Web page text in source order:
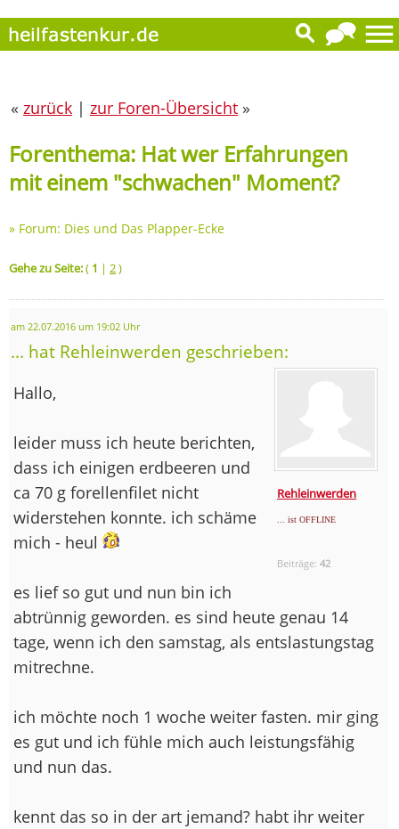
« zurück | zur Foren-Übersicht »
Forenthema: Hat wer Erfahrungen
mit einem "schwachen" Moment?
» Forum: Dies und Das Plapper-Ecke
Gehe zu Seite:( 1 | 2)
am 22.07.2016 um 19:02 Uhr
... hat Rehleinwerden geschrieben:
Rehleinwerden
... ist OFFLINE
Beiträge:42
Hallo,
leider muss ich heute berichten,
dass ich einigen erdbeeren und
ca 70 g forellenfilet nicht
widerstehen konnte. ich schäme
mich - heul
es lief so gut und nun bin ich
abtrünnig geworden. es sind heute genau 14
tage, wenn ich den samstag, als entslastungstag
mitrechne.
ich möchte noch 1 woche weiter fasten. mir ging
es gut und ich fühle mich auch leistungsfähig
und nun das.
kennt das so in der art jemand? habt ihr weiter